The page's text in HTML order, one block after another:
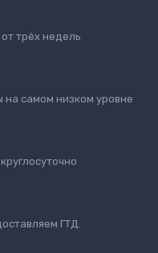
трёх недель
самом низком уровне
ГТД.